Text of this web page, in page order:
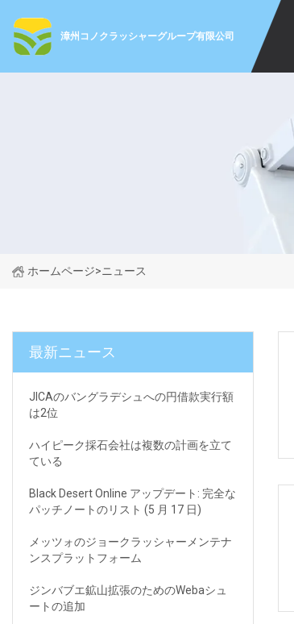
漳州コノクラッシャーグループ有限公司
ホームページ>ニュース
最新ニュース
JICAのバングラデシュへの円借款実行額
は2位
ハイピーク採石会社は複数の計画を立て
ている
Black Desert Online アップデート: 完全な
パッチノートのリスト (5 月 17 日)
メッツォのジョークラッシャーメンテナ
ンスプラットフォーム
ジンバブエ鉱山拡張のためのWebaシュ
ートの追加